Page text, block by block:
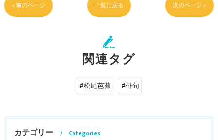
< 前のページ 一覧に戻る 次のページ >
関連タグ
#松尾芭蕉 #俳句
カテゴリー
Categories